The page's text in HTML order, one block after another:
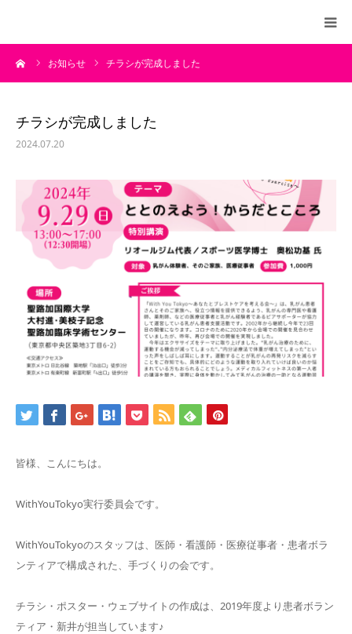
お知らせ チラシが完成しました
チラシが完成しました
2024.07.20
皆様、こんにちは。
WithYouTokyo実行委員会です。
WithYouTokyoのスタッフは、医師・看護師・医療従事者・患者ボラ
ンティアで構成された、手づくりの会です。
チラシ・ポスター・ウェブサイトの作成は、2019年度より患者ボラン
ティア・新井が担当しています♪
HOME
実行委員
全国のWithYou
WithYou News
BLOG
お問合せ